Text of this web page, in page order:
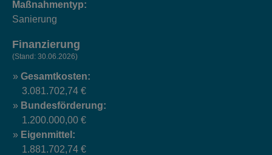
Maßnahmentyp:
Sanierung
Finanzierung
(Stand: 30.06.2026)
Gesamtkosten:
3.081.702,74 €
Bundesförderung:
1.200.000,00 €
Eigenmittel:
1.881.702,74 €